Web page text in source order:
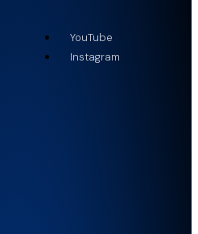
YouTube
Instagram